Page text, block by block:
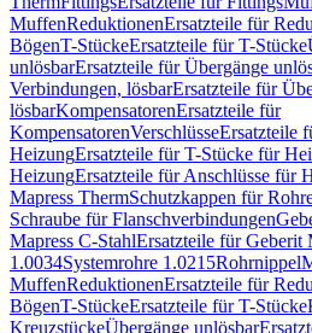
MuffenReduktionenErsatzteile für
BögenT-StückeErsatzteile für T-Stücke
unlösbarErsatzteile für Übergänge
Verbindungen, lösbarErsatzteile für
lösbarKompensatorenErsatzteile für
KompensatorenVerschlüsseErsatzteile
HeizungErsatzteile für T-Stücke für
HeizungErsatzteile für Anschlüsse für
Mapress ThermSchutzkappen für
Schraube für Flanschverbindungen
Mapress C-StahlErsatzteile für Geberit
1.0034Systemrohre 1.0215Rohrnippel
MuffenReduktionenErsatzteile für
BögenT-StückeErsatzteile für T-Stücke
KreuzstückeÜbergänge unlösbar